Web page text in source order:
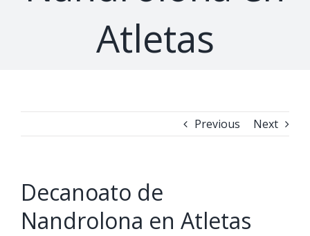
Atletas
Previous Next
Decanoato de
Nandrolona en Atletas